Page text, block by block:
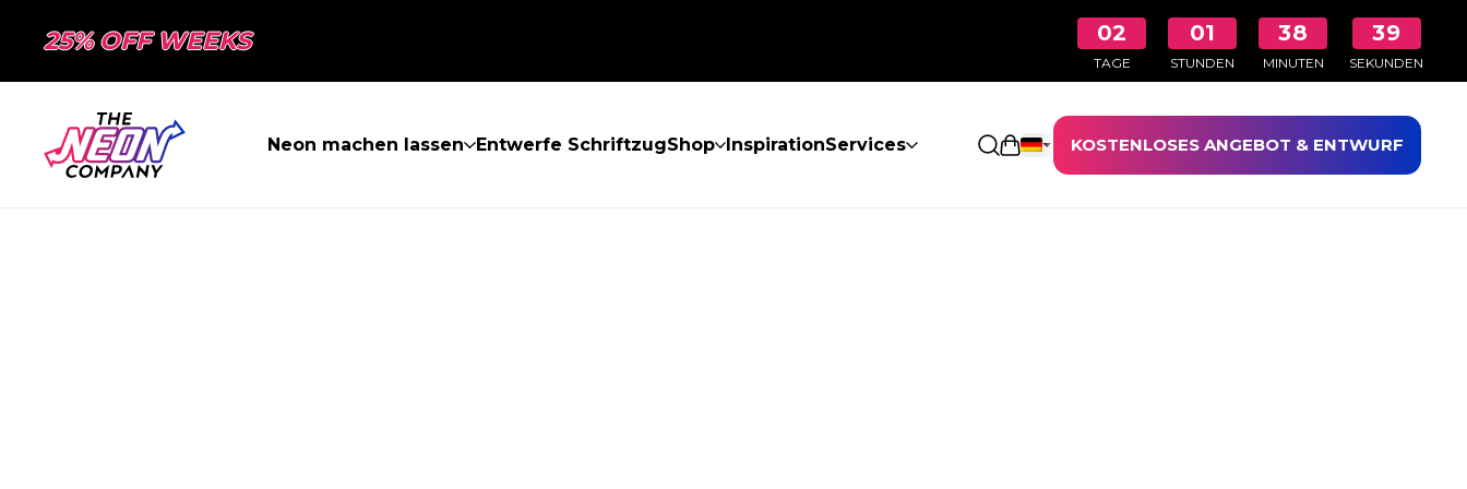
25% OFF WEEKS 02
TAGE
01
STUNDEN
38
MINUTEN
38
SEKUNDEN
Neon machen lassen Entwerfe SchriftzugShop InspirationServices Einkaufswagen öffnen
KOSTENLOSES ANGEBOT & ENTWURF